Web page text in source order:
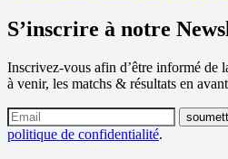
S’inscrire à notre
Inscrivez-vous afin d’être informé de
à venir, les matchs & résultats en
politique de confidentialité.